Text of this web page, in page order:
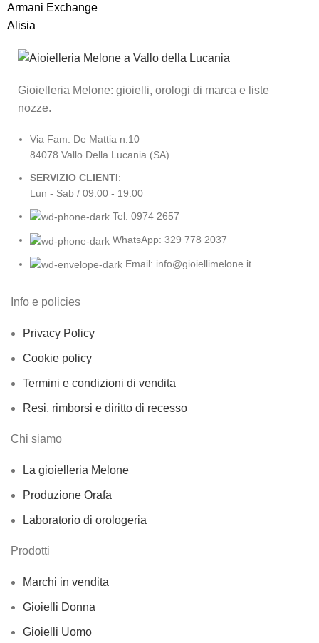
Armani Exchange
Alisia
Gioielleria Melone: gioielli, orologi di marca e liste
nozze.
Via Fam. De Mattia n.10
84078 Vallo Della Lucania (SA)
SERVIZIO CLIENTI:
Lun - Sab / 09:00 - 19:00
Tel: 0974 2657
WhatsApp: 329 778 2037
Email: info@gioiellimelone.it
Info e policies
Privacy Policy
Cookie policy
Termini e condizioni di vendita
Resi, rimborsi e diritto di recesso
Chi siamo
La gioielleria Melone
Produzione Orafa
Laboratorio di orologeria
Prodotti
Marchi in vendita
Gioielli Donna
Gioielli Uomo